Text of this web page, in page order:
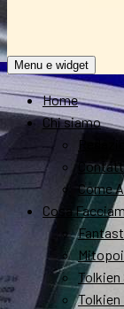
Menu e widget
Home
Chi siamo
Come
Cosa
Tolkien
Tolkien